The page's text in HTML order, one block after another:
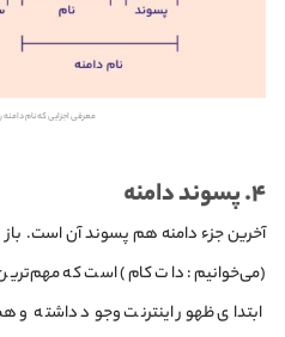
معرفی اجزایی که نام
۴. پسوند دامنه
(می‌خوانیم: دات کام) است که
ابتدای ظهور اینترنت وجود داشته و